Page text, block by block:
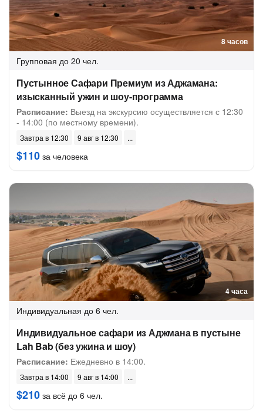
8 часов
Групповая до 20 чел.
Пустынное Сафари Премиум из Аджамана:
изысканный ужин и шоу-программа
Расписание: Выезд на экскурсию осуществляется с 12:30
- 14:00 (по местному времени).
Завтра в 12:30 9 авг в 12:30
$110 за человека
4 часа
Индивидуальная до 6 чел.
Индивидуальное сафари из Аджмана в пустыне
Lah Bab (без ужина и шоу)
Расписание: Ежедневно в 14:00.
Завтра в 14:00 9 авг в 14:00
$210 за всё до 6 чел.